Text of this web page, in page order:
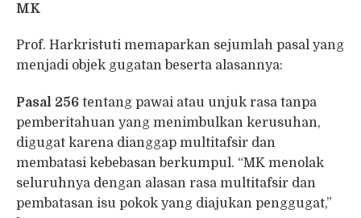
MK
Prof. Harkristuti memaparkan sejumlah pasal yang
menjadi objek gugatan beserta alasannya:
Pasal 256 tentang pawai atau unjuk rasa tanpa
pemberitahuan yang menimbulkan kerusuhan,
digugat karena dianggap multitafsir dan
membatasi kebebasan berkumpul. “MK menolak
seluruhnya dengan alasan rasa multitafsir dan
pembatasan isu pokok yang diajukan penggugat,”